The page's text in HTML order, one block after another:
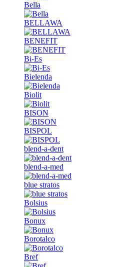
Bella
BELLAWA
BENEFIT
Bi-Es
Bielenda
Biolit
BISON
BISPOL
blend-a-dent
blend-a-med
blue stratos
Bolsius
Bonux
Borotalco
Bref